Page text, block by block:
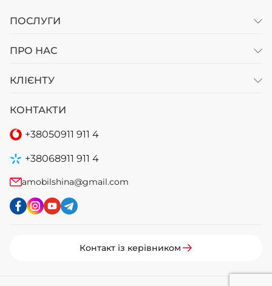
ПОСЛУГИ
ПРО НАС
КЛІЄНТУ
КОНТАКТИ
+38050911 911 4
+38068911 911 4
amobilshina@gmail.com
Контакт із керівником